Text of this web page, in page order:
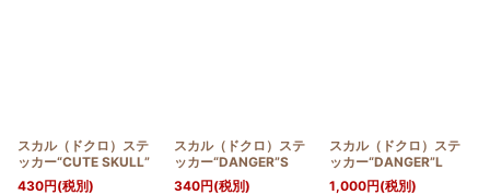
スカル（ドクロ）ステ
ッカー“CUTE SKULL”
430円(税別)
スカル（ドクロ）ステ
ッカー“DANGER”S
340円(税別)
スカル（ドクロ）ステ
ッカー“DANGER”L
1,000円(税別)